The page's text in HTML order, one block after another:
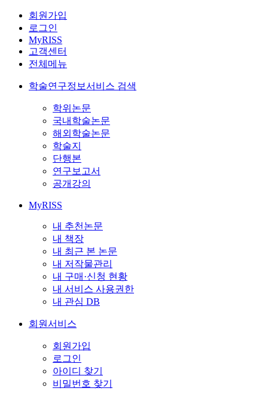
회원가입
로그인
MyRISS
고객센터
전체메뉴
학술연구정보서비스 검색
학위논문
국내학술논문
해외학술논문
학술지
단행본
연구보고서
공개강의
MyRISS
내 추천논문
내 책장
내 최근 본 논문
내 저작물관리
내 구매·신청 현황
내 서비스 사용권한
내 관심 DB
회원서비스
회원가입
로그인
아이디 찾기
비밀번호 찾기